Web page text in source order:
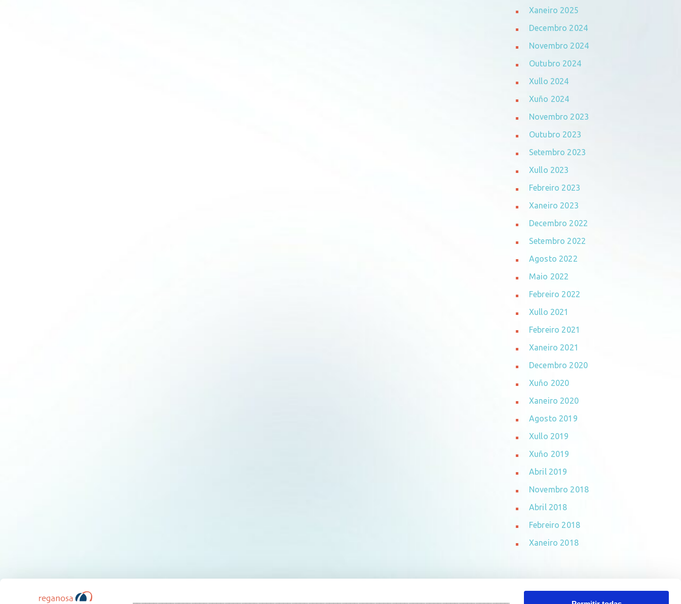
___________________________________________________________________________________________________________
Xaneiro 2025
Decembro 2024
Novembro 2024
Outubro 2024
Xullo 2024
Xuño 2024
Novembro 2023
Outubro 2023
Setembro 2023
Xullo 2023
Febreiro 2023
Xaneiro 2023
Decembro 2022
Setembro 2022
Agosto 2022
Maio 2022
Febreiro 2022
Xullo 2021
Febreiro 2021
Xaneiro 2021
Decembro 2020
Xuño 2020
Xaneiro 2020
Agosto 2019
Xullo 2019
Xuño 2019
Abril 2019
Novembro 2018
Abril 2018
Febreiro 2018
Xaneiro 2018